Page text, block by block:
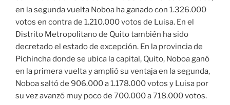
en la segunda vuelta Noboa ha ganado con 1.326.000
votos en contra de 1.210.000 votos de Luisa. En el
Distrito Metropolitano de Quito también ha sido
decretado el estado de excepción. En la provincia de
Pichincha donde se ubica la capital, Quito, Noboa ganó
en la primera vuelta y amplió su ventaja en la segunda,
Noboa saltó de 906.000 a 1.178.000 votos y Luisa por
su vez avanzó muy poco de 700.000 a 718.000 votos.